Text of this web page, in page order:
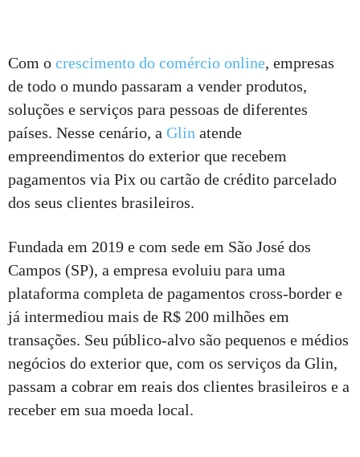
Com o crescimento do comércio online, empresas
de todo o mundo passaram a vender produtos,
soluções e serviços para pessoas de diferentes
países. Nesse cenário, a Glin atende
empreendimentos do exterior que recebem
pagamentos via Pix ou cartão de crédito parcelado
dos seus clientes brasileiros.
Fundada em 2019 e com sede em São José dos
Campos (SP), a empresa evoluiu para uma
plataforma completa de pagamentos cross-border e
já intermediou mais de R$ 200 milhões em
transações. Seu público-alvo são pequenos e médios
negócios do exterior que, com os serviços da Glin,
passam a cobrar em reais dos clientes brasileiros e a
receber em sua moeda local.